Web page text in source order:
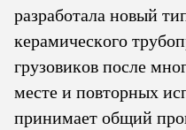
разработала новый
керамического
грузовиков после
месте и повторных
принимает общий